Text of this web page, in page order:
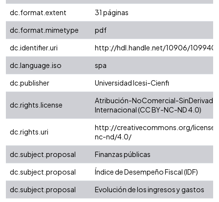
dc.format.extent
31 páginas
dc.format.mimetype
pdf
dc.identifier.uri
http://hdl.handle.net/10906/109940
dc.language.iso
spa
dc.publisher
Universidad Icesi-Cienfi
dc.rights.license
Atribución-NoComercial-
Internacional (CC BY-NC-ND 4.0)
dc.rights.uri
http://creativecommons.org/
nc-nd/4.0/
dc.subject.proposal
Finanzas públicas
dc.subject.proposal
Índice de Desempeño Fiscal (IDF)
dc.subject.proposal
Evolución de los ingresos y gastos